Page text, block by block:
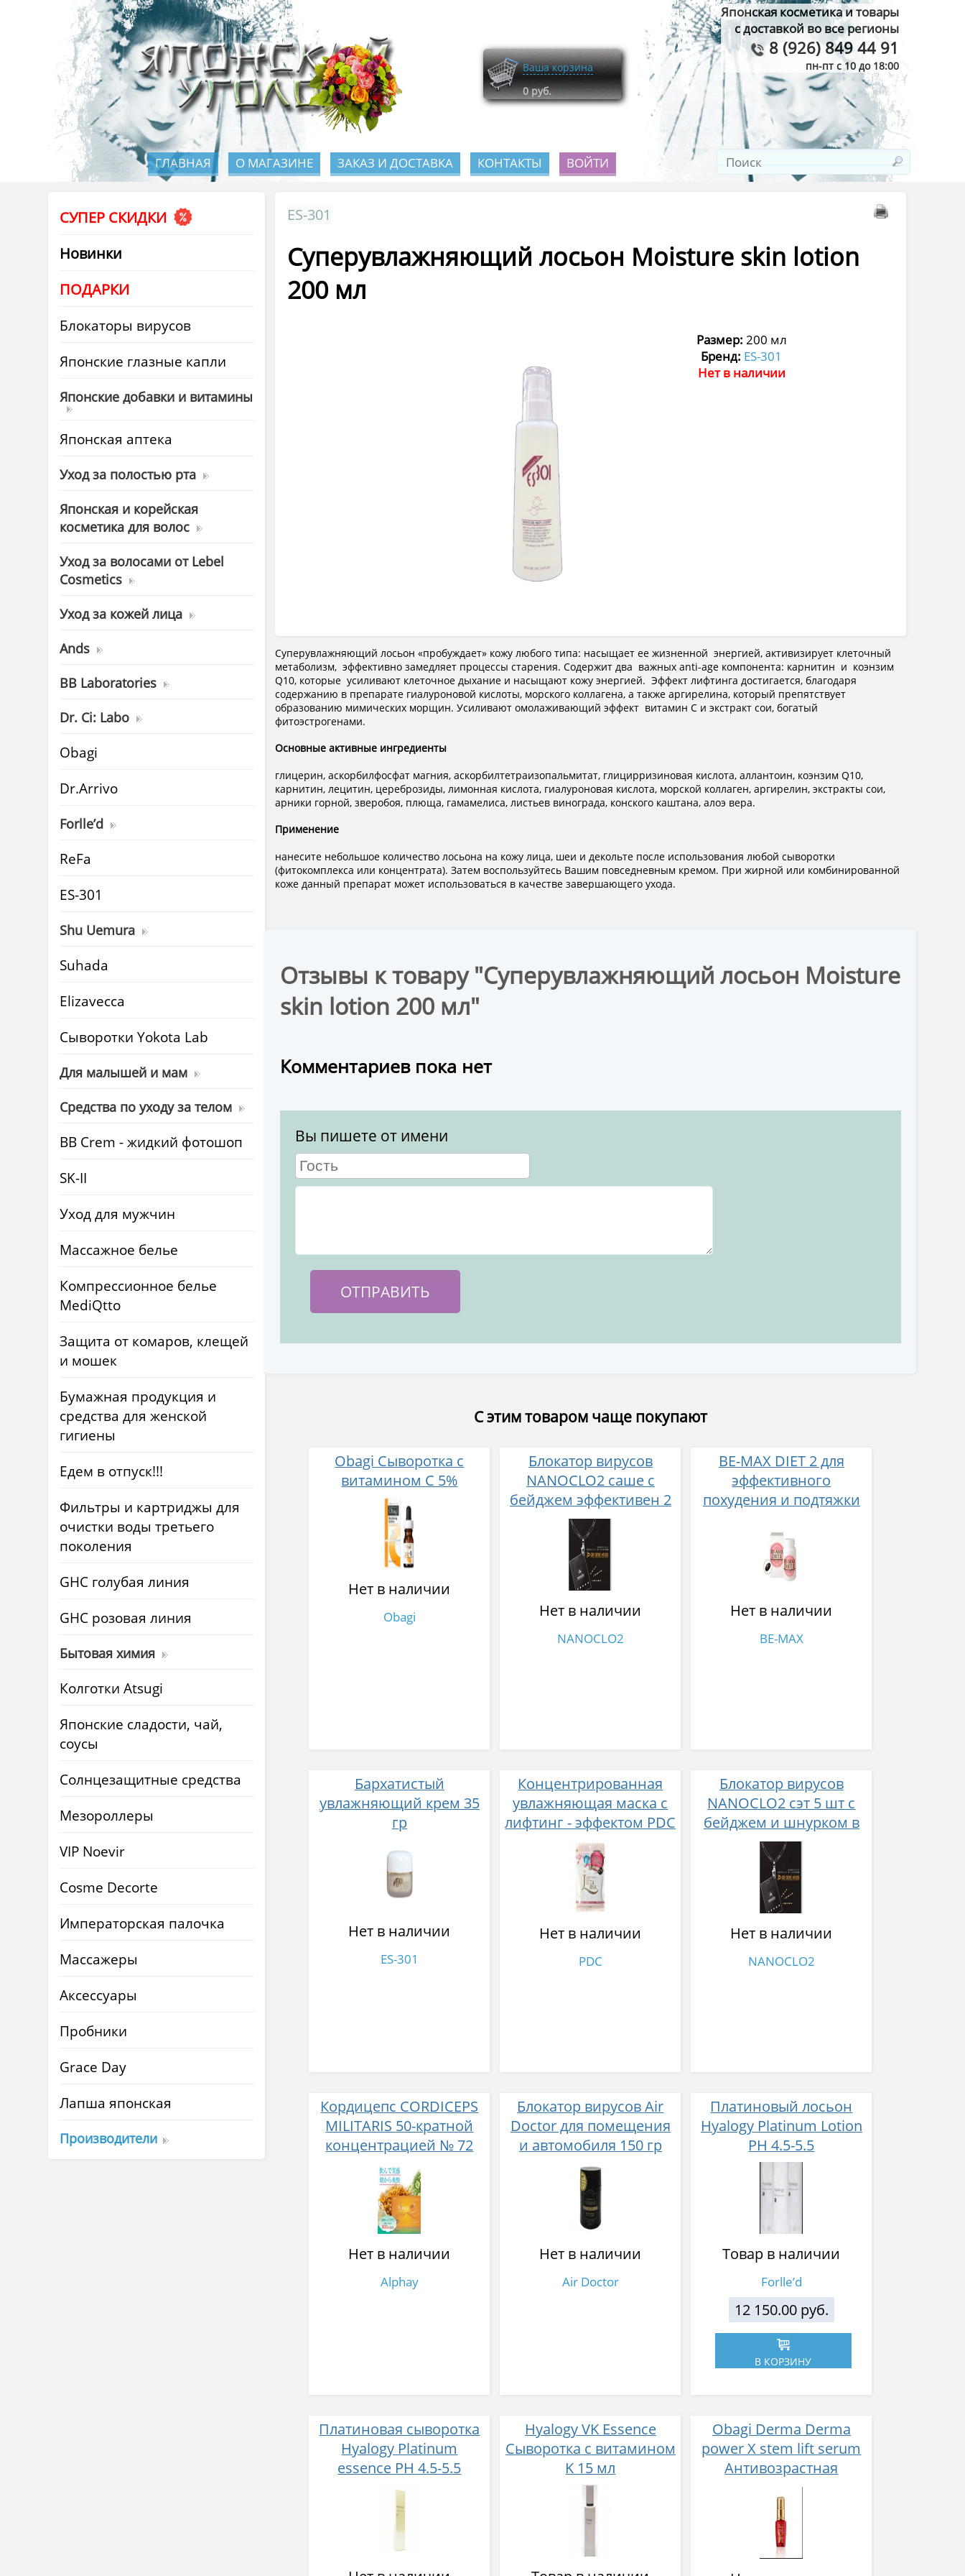
Японская косметика и товары
с доставкой во все регионы
8 (926) 849 44 91
пн-пт с 10 до 18:00
Ваша корзина
0 руб.
ГЛАВНАЯ О МАГАЗИНЕ ЗАКАЗ И ДОСТАВКА КОНТАКТЫ ВОЙТИ
СУПЕР СКИДКИ
Новинки
ПОДАРКИ
Блокаторы вирусов
Японские глазные капли
Японские добавки и витамины
Японская аптека
Уход за полостью рта
Японская и корейская
косметика для волос
Уход за волосами от Lebel
Cosmetics
Уход за кожей лица
Ands
BB Laboratories
Dr. Ci: Labo
Obagi
Dr.Arrivo
Forlle’d
ReFa
ES-301
Shu Uemura
Suhada
Elizavecca
Cыворотки Yokota Lab
Для малышей и мам
Средства по уходу за телом
BB Crem - жидкий фотошоп
SK-II
Уход для мужчин
Массажное белье
Компрессионное белье
MediQtto
Защита от комаров, клещей
и мошек
Бумажная продукция и
средства для женской
гигиены
Едем в отпуск!!!
Фильтры и картриджы для
очистки воды третьего
поколения
GHC голубая линия
GHC розовая линия
Бытовая химия
Колготки Atsugi
Японские сладости, чай,
соусы
Солнцезащитные средства
Мезороллеры
VIP Noevir
Cosme Decorte
Императорская палочка
Массажеры
Аксессуары
Пробники
Grace Day
Лапша японская
Производители
ES-301
Суперувлажняющий лосьон Moisture skin lotion
200 мл
Размер: 200 мл
Бренд: ES-301
Нет в наличии
Суперувлажняющий лосьон «пробуждает» кожу любого типа: насыщает ее жизненной энергией, активизирует клеточный
метаболизм, эффективно замедляет процессы старения. Содержит два важных anti-age компонента: карнитин и коэнзим
Q10, которые усиливают клеточное дыхание и насыщают кожу энергией. Эффект лифтинга достигается, благодаря
содержанию в препарате гиалуроновой кислоты, морского коллагена, а также аргирелина, который препятствует
образованию мимических морщин. Усиливают омолаживающий эффект витамин С и экстракт сои, богатый
фитоэстрогенами.
Основные активные ингредиенты
глицерин, аскорбилфосфат магния, аскорбилтетраизопальмитат, глицирризиновая кислота, аллантоин, коэнзим Q10,
карнитин, лецитин, цереброзиды, лимонная кислота, гиалуроновая кислота, морской коллаген, аргирелин, экстракты сои,
арники горной, зверобоя, плюща, гамамелиса, листьев винограда, конского каштана, алоэ вера.
Применение
нанесите небольшое количество лосьона на кожу лица, шеи и декольте после использования любой сыворотки
(фитокомплекса или концентрата). Затем воспользуйтесь Вашим повседневным кремом. При жирной или комбинированной
коже данный препарат может использоваться в качестве завершающего ухода.
Отзывы к товару "Суперувлажняющий лосьон Moisture
skin lotion 200 мл"
Комментариев пока нет
Вы пишете от имени
С этим товаром чаще покупают
Obagi Сыворотка с
витамином С 5%
Нет в наличии
Obagi
Блокатор вирусов
NANOCLO2 саше с
бейджем эффективен 2
месяца (черный
дизайн)
Нет в наличии
NANOCLO2
BE-MAX DIET 2 для
эффективного
похудения и подтяжки
Нет в наличии
BE-MAX
Бархатистый
увлажняющий крем 35
гр
Нет в наличии
ES-301
Концентрированная
увлажняющая маска с
лифтинг - эффектом PDC
LIFTARNA CONCENTRATE
MASK 7 шт
Нет в наличии
PDC
Блокатор вирусов
NANOCLO2 сэт 5 шт с
бейджем и шнурком в
черном дизайне
Нет в наличии
NANOCLO2
Кордицепс CORDICEPS
MILITARIS 50-кратной
концентрацией № 72
Нет в наличии
Alphay
Блокатор вирусов Air
Doctor для помещения
и автомобиля 150 гр
Нет в наличии
Air Doctor
Платиновый лосьон
Hyalogy Platinum Lotion
РН 4.5-5.5
Товар в наличии
Forlle’d
12 150.00 руб.
В КОРЗИНУ
Платиновая сыворотка
Hyalogy Platinum
essence РН 4.5-5.5
Hyalogy VK Essence
Сыворотка с витамином
K 15 мл
Obagi Derma Derma
power X stem lift serum
Антивозрастная
лифтинг-сыворотка для
лица 30 мл